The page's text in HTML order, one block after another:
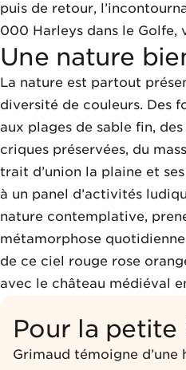
puis de retour,
000 Harleys dans le Golfe,
Une nature
La nature est partout
diversité de couleurs. Des
aux plages de sable fin,
criques préservées, du
trait d’union la plaine et
à un panel d’activités
nature contemplative,
métamorphose
de ce ciel rouge rose
avec le château médiéval
Pour la petite
Grimaud témoigne